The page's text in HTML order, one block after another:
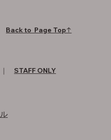
Back to Page Top↑
｜ STAFF ONLY